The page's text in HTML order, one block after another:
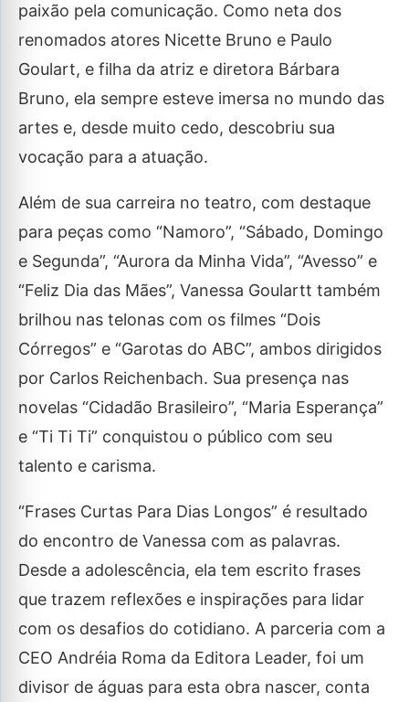
paixão pela comunicação. Como neta dos
renomados atores Nicette Bruno e Paulo
Goulart, e filha da atriz e diretora Bárbara
Bruno, ela sempre esteve imersa no mundo das
artes e, desde muito cedo, descobriu sua
vocação para a atuação.
Além de sua carreira no teatro, com destaque
para peças como “Namoro”, “Sábado, Domingo
e Segunda”, “Aurora da Minha Vida”, “Avesso” e
“Feliz Dia das Mães”, Vanessa Goulartt também
brilhou nas telonas com os filmes “Dois
Córregos” e “Garotas do ABC”, ambos dirigidos
por Carlos Reichenbach. Sua presença nas
novelas “Cidadão Brasileiro”, “Maria Esperança”
e “Ti Ti Ti” conquistou o público com seu
talento e carisma.
“Frases Curtas Para Dias Longos” é resultado
do encontro de Vanessa com as palavras.
Desde a adolescência, ela tem escrito frases
que trazem reflexões e inspirações para lidar
com os desafios do cotidiano. A parceria com a
CEO Andréia Roma da Editora Leader, foi um
divisor de águas para esta obra nascer, conta